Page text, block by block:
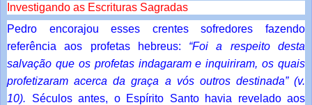
Investigando as Escrituras Sagradas
Pedro encorajou esses crentes sofredores fazendo
referência aos profetas hebreus: “Foi a respeito desta
salvação que os profetas indagaram e inquiriram, os quais
profetizaram acerca da graça a vós outros destinada” (v.
10). Séculos antes, o Espírito Santo havia revelado aos